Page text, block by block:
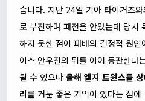
습니다. 지난 24일 기아 타이거즈
로 부진하며 패전을 안았는데 당시
하지 못한 점이 패배의 결정적 원
이스 안우진의 뒤를 이어 등판한다
될 수 있으나 올해 엘지 트윈스를
리를 거둔 좋은 기억이 있다는 점